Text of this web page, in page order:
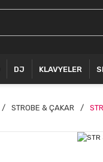
DJ KLAVYELER
STROBE & ÇAKAR